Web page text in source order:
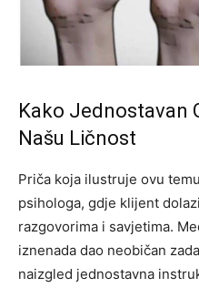
Kako Jednostavan
Našu Ličnost
Priča koja ilustruje ovu
psihologa, gdje klijent
razgovorima i savjetima.
iznenada dao neobičan
naizgled jednostavna